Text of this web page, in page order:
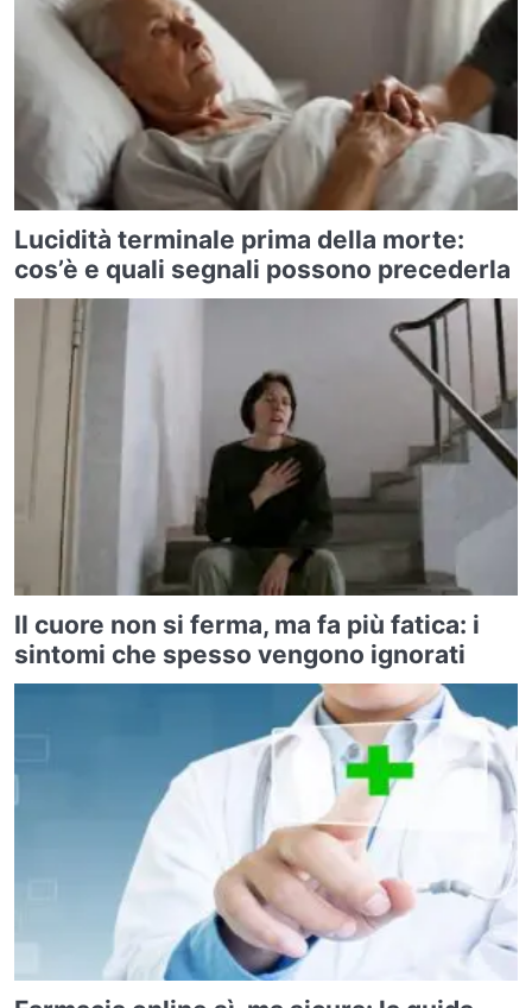
Lucidità terminale prima della morte:
cos’è e quali segnali possono precederla
Il cuore non si ferma, ma fa più fatica: i
sintomi che spesso vengono ignorati